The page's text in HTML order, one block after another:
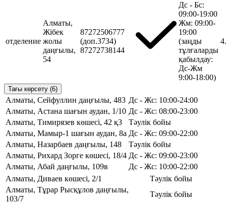
отделение
Алматы,
Жібек
жолы
даңғылы,
54
87272506777
(доп.3734)
87272738144
Дс - Бс:
09:00-19:00
Жм: 09:00-
19:00
(заңды
тұлғаларды
қабылдау:
Дс-Жм
9:00-18:00)
Тағы көрсету (6)
Алматы, Сейфуллин даңғылы, 483 Дс - Жс: 10:00-24:00
Алматы, Астана шағын аудан, 1/10 Дс - Жс: 08:00-23:00
Алматы, Тимирязев көшесі, 42 қ3
Тәулік бойы
Алматы, Мамыр-1 шағын аудан, 8а Дс - Жс: 09:00-22:00
Алматы, Назарбаев даңғылы, 148
Тәулік бойы
Алматы, Рихард Зорге көшесі, 18/4 Дс - Жс: 09:00-23:00
Алматы, Абай даңғылы, 109в
Дс - Жс: 10:00-22:00
Алматы, Диваев көшесі, 2/1
Тәулік бойы
Алматы, Тұрар Рысқұлов даңғылы,
103/7
Тәулік бойы